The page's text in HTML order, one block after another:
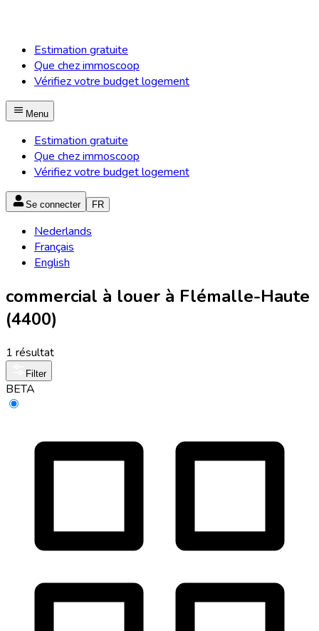
Estimation gratuite
Que chez immoscoop
Vérifiez votre budget logement
Menu
Estimation gratuite
Que chez immoscoop
Vérifiez votre budget logement
Se connecter FR
Nederlands
Français
English
commercial à louer à Flémalle-Haute
(4400)
1 résultat
Filter
BETA